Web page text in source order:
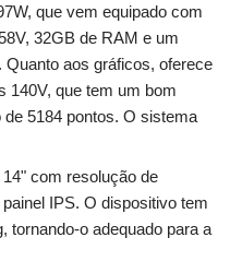
que vem equipado com
32GB de RAM e um
aos gráficos, oferece
140V, que tem um bom
5184 pontos. O sistema
com resolução de
IPS. O dispositivo tem
tornando-o adequado para a